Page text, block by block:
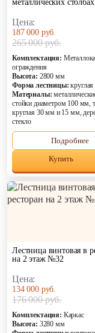
Хит продаж
Эконом
металлических
Цена:
187 000 руб.
265 000 руб.
Комплектация:
ограждения
Высота: 2800 мм
Форма лестницы:
Материалы:
стойки диаметром 100 мм,
круглая 30 мм и 15 мм,
стекло
Подробнее
Купить
Лестница винтовая в
на 2 этаж №32
Цена:
134 000 руб.
176 000 руб.
Комплектация: Каркас
Высота: 3280 мм